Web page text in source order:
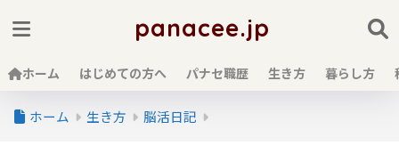
panacee.jp
ホーム はじめての方へ パナセ職歴 生き方 暮らし方
ホーム 生き方 脳活日記